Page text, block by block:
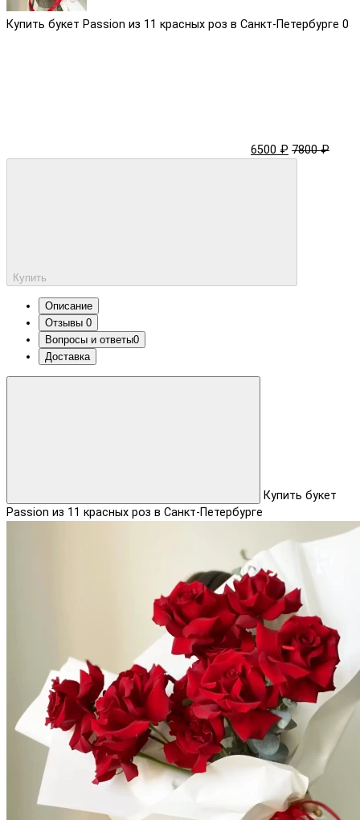
Купить букет Passion из 11 красных роз в Санкт-Петербурге 0
6500 ₽ 7800 ₽
Купить
Описание
Отзывы 0
Вопросы и ответы0
Доставка
Купить букет
Passion из 11 красных роз в Санкт-Петербурге